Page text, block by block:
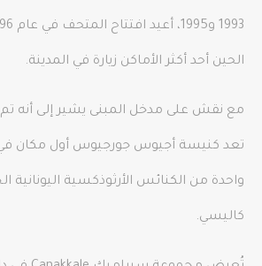
الحين أحد أكثر الأماكن زيارة في المدينة.
تعد كنيسة أجيوس جورجيوس أول مكان
واحدة من الكنائس الأرثوذكسية
كاليسي.